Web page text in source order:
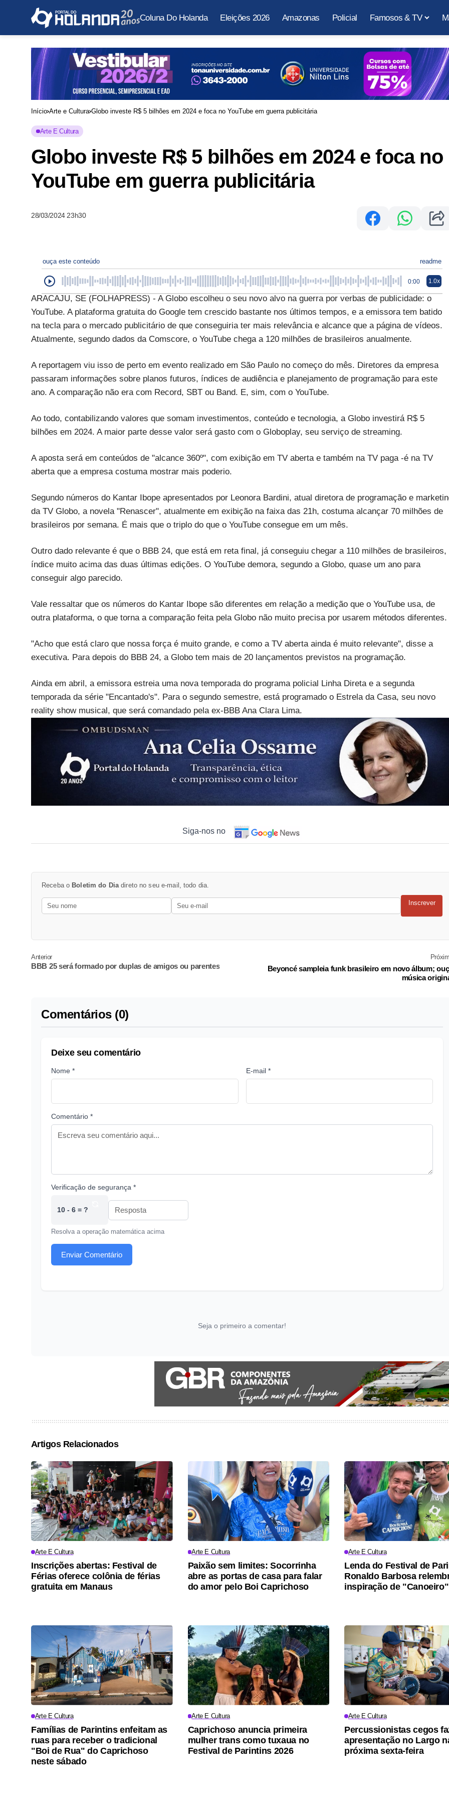
Coluna Do Holanda Eleições 2026 Amazonas Policial Famosos & TV
Início Arte e Cultura Globo investe R$ 5 bilhões em 2024 e foca no YouTube em guerra publicitária
Arte E Cultura
Globo investe R$ 5 bilhões em 2024 e foca no
YouTube em guerra publicitária
28/03/2024 23h30
ouça este conteúdo readme
0:00 1.0x
ARACAJU, SE (FOLHAPRESS) - A Globo escolheu o seu novo alvo na guerra por verbas de publicidade: o
YouTube. A plataforma gratuita do Google tem crescido bastante nos últimos tempos, e a emissora tem batido
na tecla para o mercado publicitário de que conseguiria ter mais relevância e alcance que a página de vídeos.
Atualmente, segundo dados da Comscore, o YouTube chega a 120 milhões de brasileiros anualmente.
A reportagem viu isso de perto em evento realizado em São Paulo no começo do mês. Diretores da empresa
passaram informações sobre planos futuros, índices de audiência e planejamento de programação para este
ano. A comparação não era com Record, SBT ou Band. E, sim, com o YouTube.
Ao todo, contabilizando valores que somam investimentos, conteúdo e tecnologia, a Globo investirá R$ 5
bilhões em 2024. A maior parte desse valor será gasto com o Globoplay, seu serviço de streaming.
A aposta será em conteúdos de "alcance 360º", com exibição em TV aberta e também na TV paga -é na TV
aberta que a empresa costuma mostrar mais poderio.
Segundo números do Kantar Ibope apresentados por Leonora Bardini, atual diretora de programação e
da TV Globo, a novela "Renascer", atualmente em exibição na faixa das 21h, costuma alcançar 70 milhões de
brasileiros por semana. É mais que o triplo do que o YouTube consegue em um mês.
Outro dado relevante é que o BBB 24, que está em reta final, já conseguiu chegar a 110 milhões de brasileiros,
índice muito acima das duas últimas edições. O YouTube demora, segundo a Globo, quase um ano para
conseguir algo parecido.
Vale ressaltar que os números do Kantar Ibope são diferentes em relação a medição que o YouTube usa, de
outra plataforma, o que torna a comparação feita pela Globo não muito precisa por usarem métodos diferentes.
"Acho que está claro que nossa força é muito grande, e como a TV aberta ainda é muito relevante", disse a
executiva. Para depois do BBB 24, a Globo tem mais de 20 lançamentos previstos na programação.
Ainda em abril, a emissora estreia uma nova temporada do programa policial Linha Direta e a segunda
temporada da série "Encantado's". Para o segundo semestre, está programado o Estrela da Casa, seu novo
reality show musical, que será comandado pela ex-BBB Ana Clara Lima.
Siga-nos no
Receba o Boletim do Diadireto no seu e-mail, todo dia.
Inscrever
Anterior
BBB 25 será formado por duplas de amigos ou parentes
Beyoncé sampleia funk brasileiro em novo álbum;
música
Comentários (0)
Deixe seu comentário
Nome * E-mail *
Comentário *
Verificação de segurança *
10 - 6 = ?
Resolva a operação matemática acima
Enviar Comentário
Seja o primeiro a comentar!
Artigos Relacionados
Arte E Cultura
Inscrições abertas: Festival de
Férias oferece colônia de férias
gratuita em Manaus
Arte E Cultura
Paixão sem limites: Socorrinha
abre as portas de casa para falar
do amor pelo Boi Caprichoso
Arte E Cultura
Lenda do Festival de
Ronaldo Barbosa
inspiração de "Canoeiro"
Arte E Cultura
Famílias de Parintins enfeitam as
ruas para receber o tradicional
"Boi de Rua" do Caprichoso
neste sábado
Arte E Cultura
Caprichoso anuncia primeira
mulher trans como tuxaua no
Festival de Parintins 2026
Arte E Cultura
Percussionistas cegos
apresentação no Largo
próxima sexta-feira